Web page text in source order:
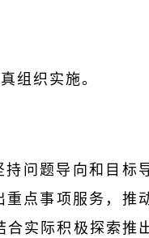
组织实施。
问题导向和目标
点事项服务，推
合实际积极探索推